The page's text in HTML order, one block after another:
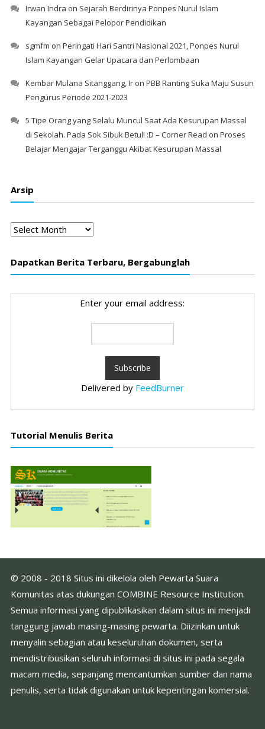
Irwan Indra on Sejarah Berdirinya Ponpes Nurul Islam
Kayangan Sebagai Pelopor Pendidikan
sgmfm on Peringati Hari Santri Nasional 2021, Ponpes Nurul
Islam Kayangan Gelar Upacara dan Perlombaan
Kembar Mulana Sitanggang, Iron PBB Ranting Suka Maju Susun
Pengurus Periode 2021-2023
5 Tipe Orang yang Selalu Muncul Saat Ada Kesurupan Massal
di Sekolah. Pada Sok Sibuk Betul! :D – Corner Read on Proses
Belajar Mengajar Terganggu Akibat Kesurupan Massal
Arsip
Arsip
Dapatkan Berita Terbaru, Bergabunglah
Enter your email address:
Delivered by FeedBurner
Tutorial Menulis Berita
© 2008 - 2018 Situs ini dikelola oleh Pewarta Suara
Komunitas atas dukungan COMBINE Resource Institution.
Semua informasi yang dipublikasikan dalam situs ini menjadi
tanggung jawab masing-masing pewarta. Diizinkan untuk
menyalin sebagian atau keseluruhan dokumen, serta
mendistribusikan seluruh informasi di situs ini pada segala
macam media, sepanjang mencantumkan sumber dan nama
penulis, serta tidak digunakan untuk kepentingan komersial.